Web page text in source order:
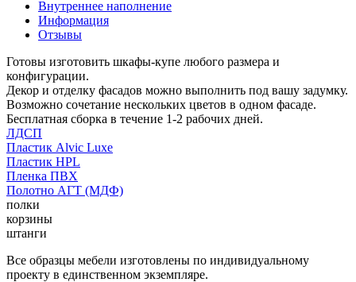
Внутреннее наполнение
Информация
Отзывы
Готовы изготовить шкафы-купе любого размера и
конфигурации.
Декор и отделку фасадов можно выполнить под вашу задумку.
Возможно сочетание нескольких цветов в одном фасаде.
Бесплатная сборка в течение 1-2 рабочих дней.
ЛДСП
Пластик Alvic Luxe
Пластик HPL
Пленка ПВХ
Полотно АГТ (МДФ)
полки
корзины
штанги
Все образцы мебели изготовлены по индивидуальному
проекту в единственном экземпляре.